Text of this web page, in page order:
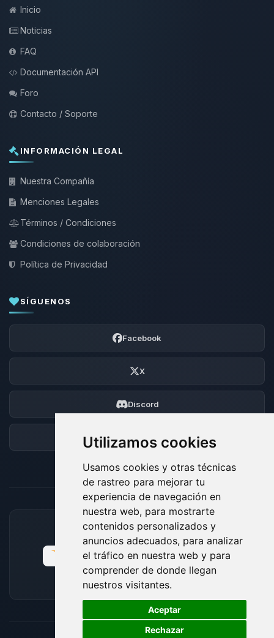
Utilizamos cookies
Usamos cookies y otras técnicas
de rastreo para mejorar tu
experiencia de navegación en
nuestra web, para mostrarte
contenidos personalizados y
anuncios adecuados, para analizar
el tráfico en nuestra web y para
comprender de donde llegan
nuestros visitantes.
Aceptar
Rechazar
Inicio
Noticias
FAQ
Documentación API
Foro
Contacto / Soporte
INFORMACIÓN LEGAL
Nuestra Compañía
Menciones Legales
Términos / Condiciones
Condiciones de colaboración
Política de Privacidad
SÍGUENOS
Facebook
X
Discord
Foro
MÉTODOS DE PAGO ACEPTADOS
🍪